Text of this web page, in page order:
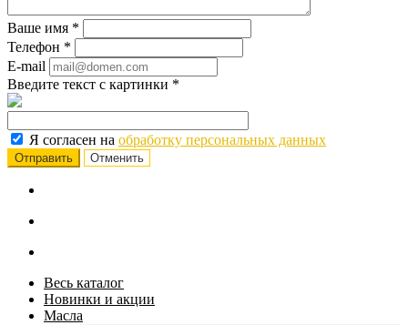
Ваше имя *
Телефон *
E-mail
Введите текст с картинки *
Я согласен на обработку персональных данных
Отменить
Весь каталог
Новинки и акции
Масла